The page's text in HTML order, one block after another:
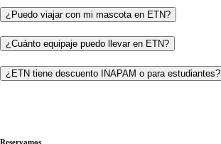
¿Puedo viajar con mi mascota en ETN?
¿Cuánto equipaje puedo llevar en ETN?
¿ETN tiene descuento INAPAM o para estudiantes?
Reservamos